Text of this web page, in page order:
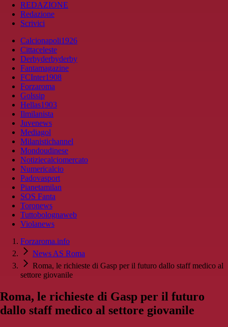
REDAZIONE
Redazione
Scrivici
Calcionapoli1926
Cittaceleste
Derbyderbyderby
Fantamagazine
FCInter1908
Forzaroma
Golssip
Hellas1903
Ilmilanista
Juvenews
Mediagol
Milanistichannel
Mondoudinese
Notiziecalciomercato
Numericalcio
Padovasport
Pianetamilan
SOS Fanta
Toronews
Tuttobolognaweb
Violanews
Forzaroma.info
News AS Roma
Roma, le richieste di Gasp per il futuro dallo staff medico al
settore giovanile
Roma, le richieste di Gasp per il futuro
dallo staff medico al settore giovanile